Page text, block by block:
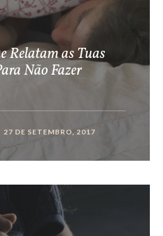
Relatam as Tuas
Não Fazer
27 DE SETEMBRO, 2017